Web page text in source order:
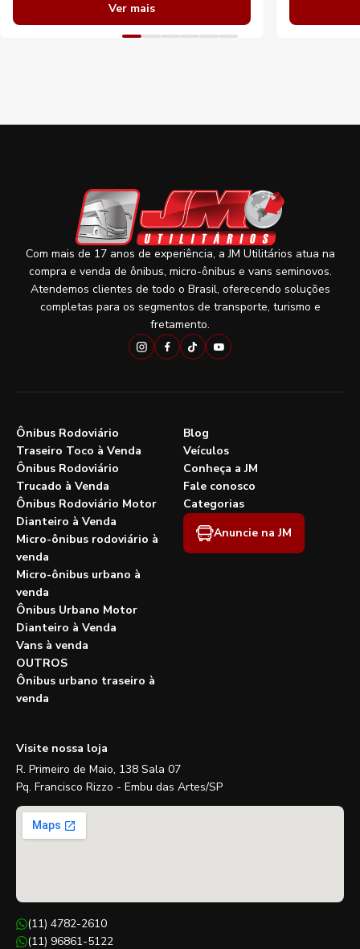
Ver mais
Com mais de 17 anos de experiência, a JM Utilitários atua na
compra e venda de ônibus, micro-ônibus e vans seminovos.
Atendemos clientes de todo o Brasil, oferecendo soluções
completas para os segmentos de transporte, turismo e
fretamento.
Ônibus Rodoviário
Traseiro Toco à Venda
Ônibus Rodoviário
Trucado à Venda
Ônibus Rodoviário Motor
Dianteiro à Venda
Micro-ônibus rodoviário à
venda
Micro-ônibus urbano à
venda
Ônibus Urbano Motor
Dianteiro à Venda
Vans à venda
OUTROS
Ônibus urbano traseiro à
venda
Blog
Veículos
Conheça a JM
Fale conosco
Categorias
Anuncie na JM
Visite nossa loja
R. Primeiro de Maio, 138 Sala 07
Pq. Francisco Rizzo - Embu das Artes/SP
(11) 4782-2610
(11) 96861-5122